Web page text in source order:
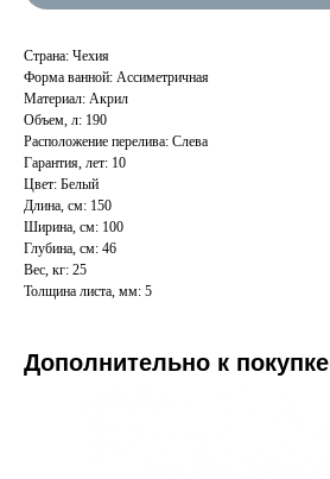
Страна: Чехия
Форма ванной: Ассиметричная
Материал: Акрил
Объем, л: 190
Расположение перелива: Слева
Гарантия, лет: 10
Цвет: Белый
Длина, см: 150
Ширина, см: 100
Глубина, см: 46
Вес, кг: 25
Толщина листа, мм: 5
Дополнительно к покупке